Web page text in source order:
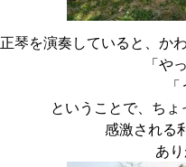
琴を演奏していると、か
「や
ということで、ちょ
感激される
あ